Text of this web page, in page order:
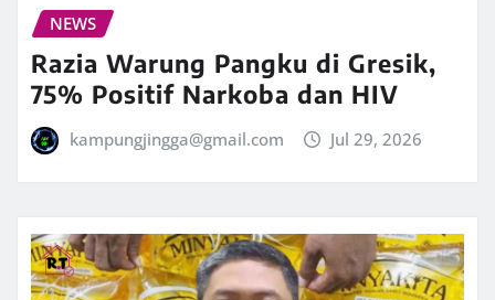
NEWS
Razia Warung Pangku di Gresik,
75% Positif Narkoba dan HIV
kampungjingga@gmail.com Jul 29, 2026